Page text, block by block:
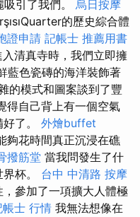
引了我們。 烏日按摩
的歷史綜合體
證申請 記帳士 推薦用書
清真寺時，我們立即擁
藍色瓷磚的海洋裝飾著
的模式和圖案談到了豐
得自己背上有一個空氣
了。 外燴buffet
夠花時間真正沉浸在礁
撥筋堂 當我問發生了什
杯。 台中 中清路 按摩
參加了一項擴大人體極
帳士 行情 我無法想像在